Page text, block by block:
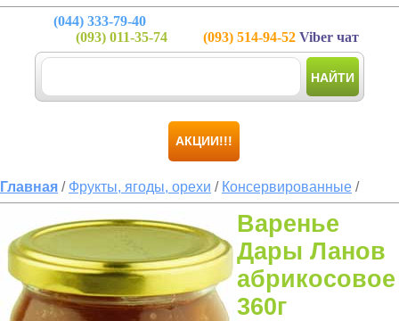
(044) 333-79-40
(093) 011-35-74 (093) 514-94-52 Viber чат
НАЙТИ
АКЦИИ!!!
Главная / Фрукты, ягоды, орехи / Консервированные /
Варенье
Дары Ланов
абрикосовое
360г